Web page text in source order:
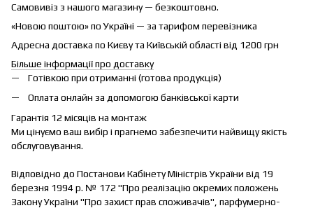
Самовивіз з нашого магазину — безкоштовно.
«Новою поштою» по Україні — за тарифом перевізника
Адресна доставка по Києву та Київській області від 1200 грн
Більше інформації про доставку
Готівкою при отриманні (готова продукція)
Оплата онлайн за допомогою банківської карти
Гарантія 12 місяців на монтаж
Ми цінуємо ваш вибір і прагнемо забезпечити найвищу якість
обслуговування.
Відповідно до Постанови Кабінету Міністрів України від 19
березня 1994 р. № 172 "Про реалізацію окремих положень
Закону України "Про захист прав споживачів", парфумерно-